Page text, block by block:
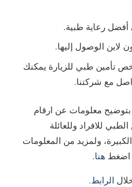
رعاية طبية.
لاين الوصول إليها.
تأمين طبي للزيارة يمكنك
مع شركتنا.
بتوضيح معلومات عن ارقام
للافراد وللعائلة
ولمزيد من المعلومات
اضغط هنا.
الرابط.